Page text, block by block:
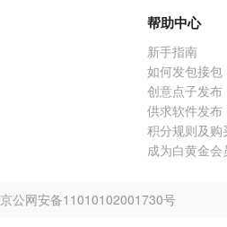
帮助中心
新手指南
如何发包接包
创意点子发布
供求软件发布
积分规则及购
成为白黄金会
京公网安备11010102001730号